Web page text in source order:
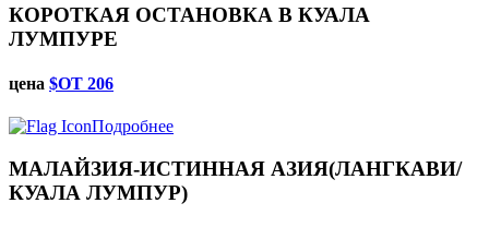
КОРОТКАЯ ОСТАНОВКА В КУАЛА
ЛУМПУРЕ
цена $ОТ 206
Подробнее
МАЛАЙЗИЯ-ИСТИННАЯ АЗИЯ(ЛАНГКАВИ/
КУАЛА ЛУМПУР)